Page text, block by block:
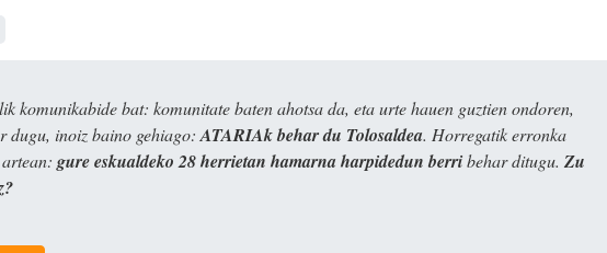
komunikabide bat: komunitate baten ahotsa da, eta urte hauen guztien ondoren,
dugu, inoiz baino gehiago: ATARIAk behar du Tolosaldea. Horregatik erronka
gure eskualdeko 28 herrietan hamarna harpidedun berribehar ditugu. Zu